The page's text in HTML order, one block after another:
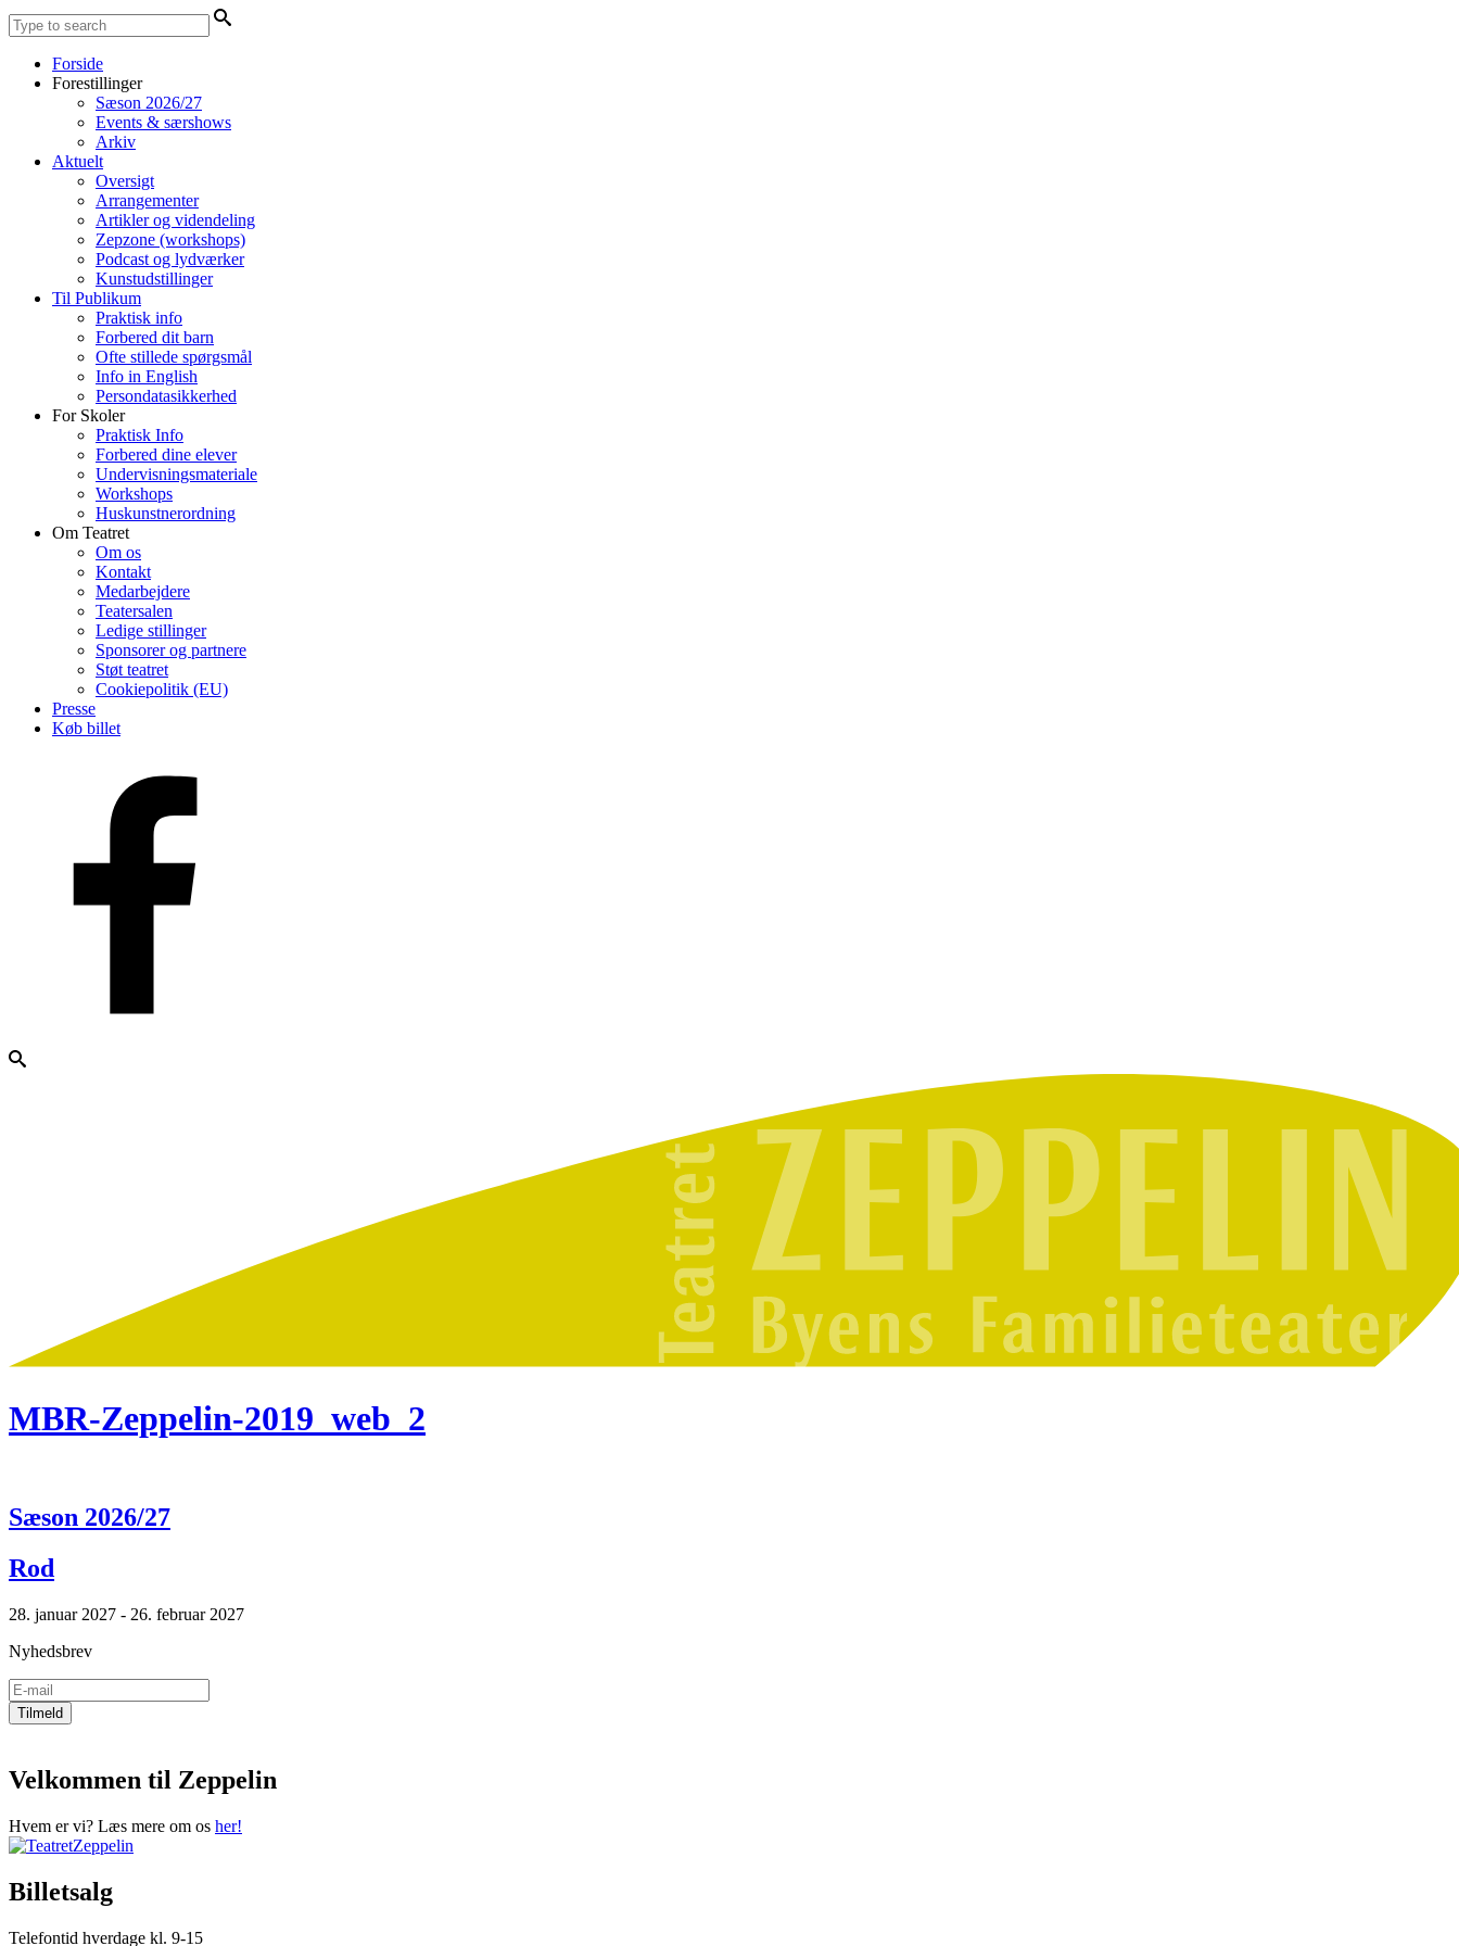
Forside
Forestillinger
Sæson 2026/27
Events & særshows
Arkiv
Aktuelt
Oversigt
Arrangementer
Artikler og videndeling
Zepzone (workshops)
Podcast og lydværker
Kunstudstillinger
Til Publikum
Praktisk info
Forbered dit barn
Ofte stillede spørgsmål
Info in English
Persondatasikkerhed
For Skoler
Praktisk Info
Forbered dine elever
Undervisningsmateriale
Workshops
Huskunstnerordning
Om Teatret
Om os
Kontakt
Medarbejdere
Teatersalen
Ledige stillinger
Sponsorer og partnere
Støt teatret
Cookiepolitik (EU)
Presse
Køb billet
MBR-Zeppelin-2019_web_2
Sæson 2026/27
Rod
28. januar 2027 - 26. februar 2027
Nyhedsbrev
Velkommen til Zeppelin
Hvem er vi? Læs mere om os her!
Billetsalg
Telefontid hverdage kl. 9-15